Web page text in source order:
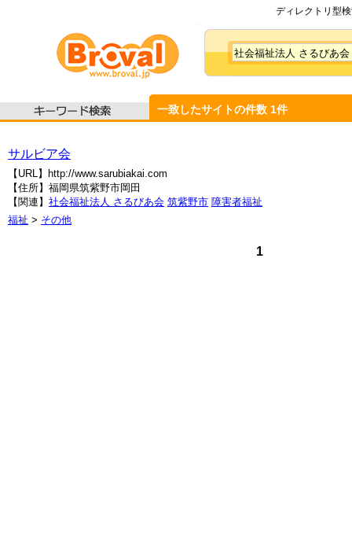
ディレクトリ型
一致したサイトの件数 1件
サルビア会
【URL】http://www.sarubiakai.com
【住所】福岡県筑紫野市岡田
【関連】 社会福祉法人 さるびあ会 筑紫野市 障害者福祉
福祉 > その他
1